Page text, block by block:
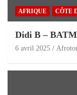
AFRIQUE CÔTE
Didi B –
6 avril 2025